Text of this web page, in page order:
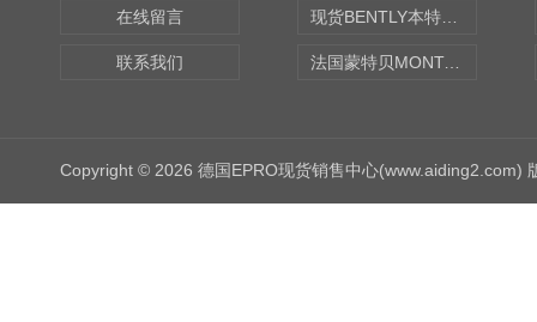
在线留言
联系我们 法国蒙特贝MONTABERT打壳机凿岩机Z92
Copyright © 2026 德国EPRO现货销售中心(www.aiding2.com)